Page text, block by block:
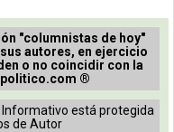
"columnistas de hoy"
autores, en ejercicio
o no coincidir con la
®
está protegida
de Autor